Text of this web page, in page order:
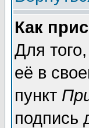
Как
Для
её в
пункт
подпись